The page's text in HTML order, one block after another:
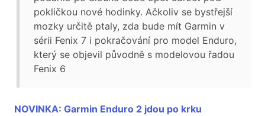
pokličkou nové hodinky. Ačkoliv se bystřejší
mozky určitě ptaly, zda bude mít Garmin v
sérii Fenix 7 i pokračování pro model Enduro,
který se objevil původně s modelovou řadou
Fenix 6
NOVINKA: Garmin Enduro 2 jdou po krku